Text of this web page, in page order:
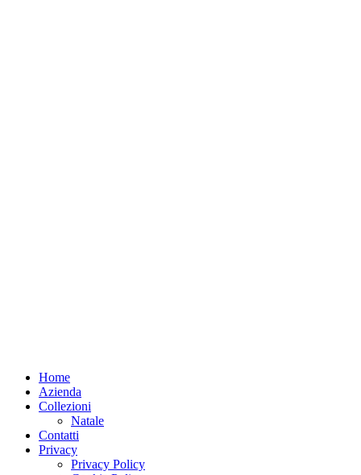
Home
Azienda
Collezioni
Natale
Contatti
Privacy
Privacy Policy